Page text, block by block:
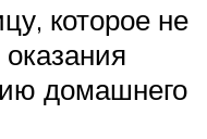
которое не
домашнего